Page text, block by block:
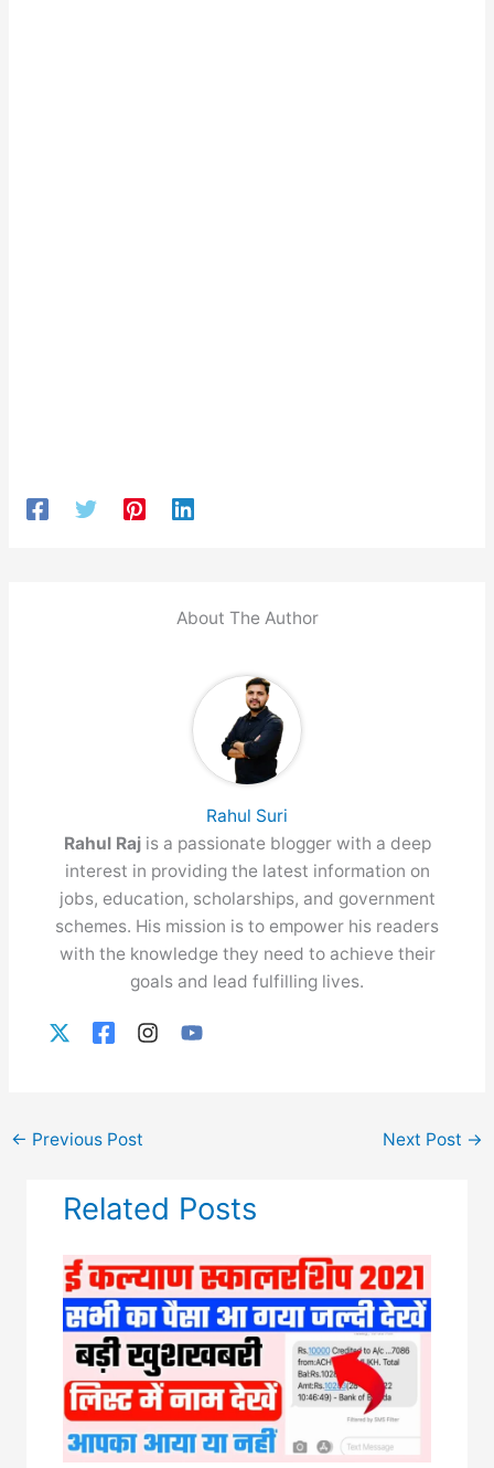
About The Author
Rahul Suri
Rahul Raj is a passionate blogger with a deep
interest in providing the latest information on
jobs, education, scholarships, and government
schemes. His mission is to empower his readers
with the knowledge they need to achieve their
goals and lead fulfilling lives.
← Previous Post Next Post →
Related Posts